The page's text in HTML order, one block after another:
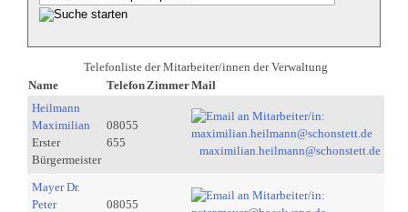
Telefonliste der Mitarbeiter/innen der Verwaltung
Name
Telefon ZimmerMail
Heilmann
Maximilian
Erster
Bürgermeister
08055
655
maximilian.heilmann@schonstett.de
Mayer Dr.
Peter
08055